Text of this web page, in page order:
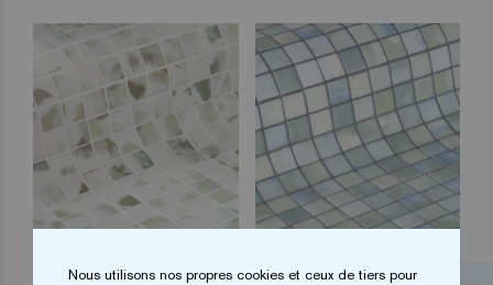
Nous utilisons nos propres cookies et ceux de tiers pour